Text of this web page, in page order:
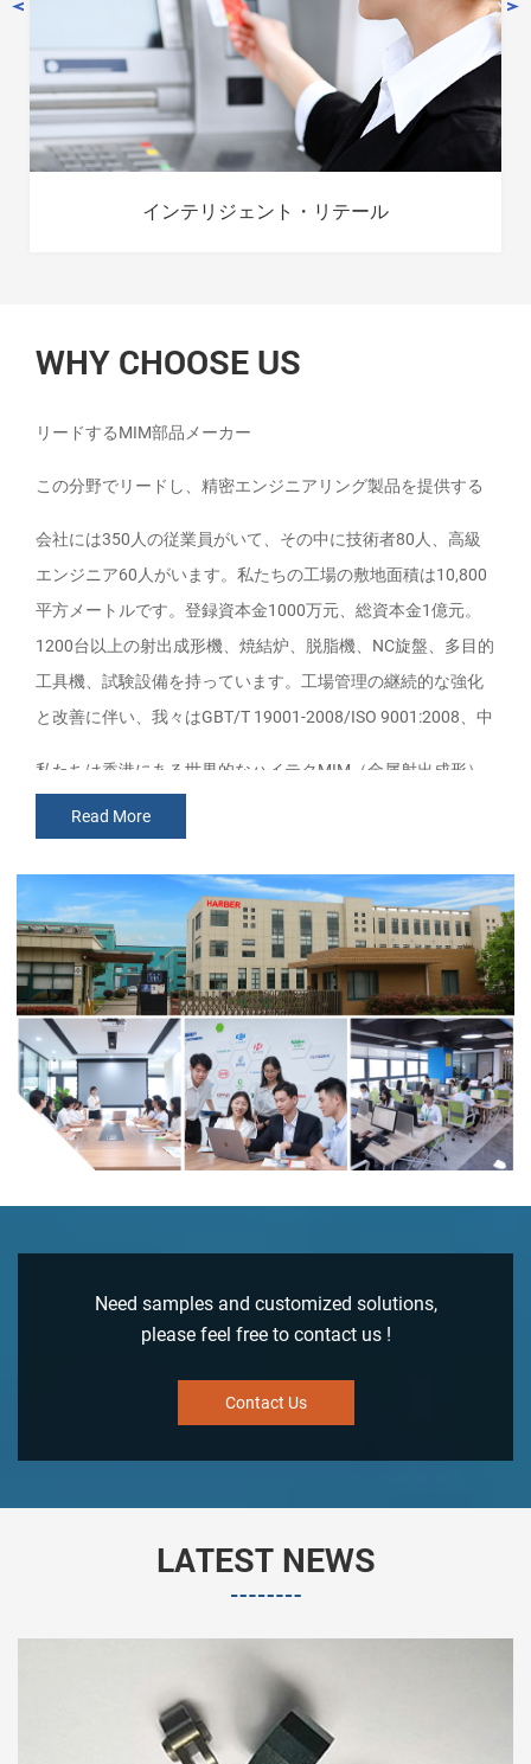
インテリジェント・リテール
WHY CHOOSE US
リードするMIM部品メーカー
この分野でリードし、精密エンジニアリング製品を提供する
会社には350人の従業員がいて、その中に技術者80人、高級
エンジニア60人がいます。私たちの工場の敷地面積は10,800
平方メートルです。登録資本金1000万元、総資本金1億元。
1200台以上の射出成形機、焼結炉、脱脂機、NC旋盤、多目的
工具機、試験設備を持っています。工場管理の継続的な強化
と改善に伴い、我々はGBT/T 19001-2008/ISO 9001:2008、中
私たちは香港にある世界的なハイテクMIM（金属射出成形）
サービスプロバイダです。世界をリードする金属射出成形製
品のサプライヤーとして、Harberは完全に集積されたMIM部
品メーカーであり、設計、工具、材料及び全方位のプロセ
ス、コーティング及び組立作業に能力と熟練度を持ってい
る。
Read More
Need samples and customized solutions,
please feel free to contact us !
Contact Us
LATEST NEWS